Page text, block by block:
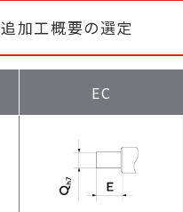
追加工概要の選定
EC